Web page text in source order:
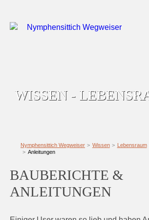
Nymphensittich Wegweiser Wissen Lebensraum
Anleitungen
WISSEN -
BAUBERICHTE &
ANLEITUNGEN